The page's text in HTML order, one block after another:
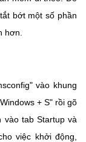
bớt một số phần
hơn.
vào khung
+ S" rồi gõ
vào tab Startup và
việc khởi động,